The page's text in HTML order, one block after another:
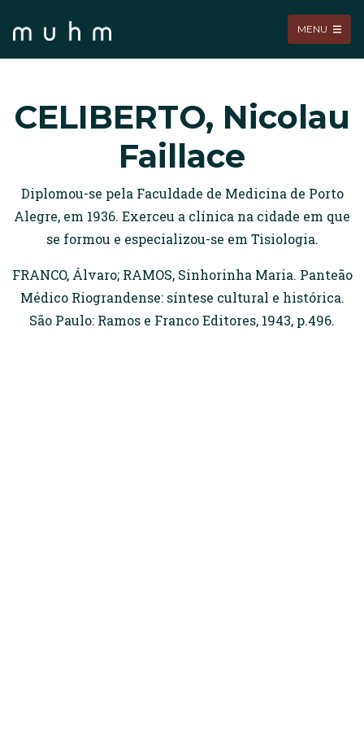
MENU
CELIBERTO, Nicolau
Faillace
Diplomou-se pela Faculdade de Medicina de Porto
Alegre, em 1936. Exerceu a clínica na cidade em que
se formou e especializou-se em Tisiologia.
FRANCO, Álvaro; RAMOS, Sinhorinha Maria. Panteão
Médico Riograndense: síntese cultural e histórica.
São Paulo: Ramos e Franco Editores, 1943, p.496.